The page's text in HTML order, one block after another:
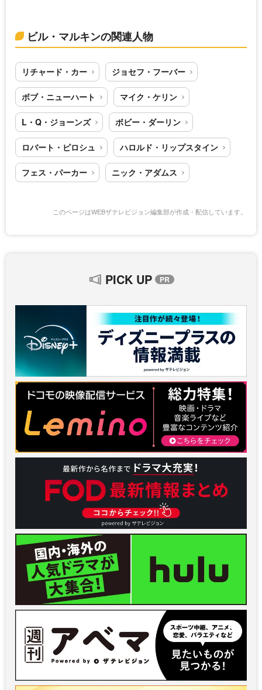
ビル・マルキンの関連人物
リチャード・カー ジョセフ・フーバー
ボブ・ニューハート マイク・ケリン
L・Q・ジョーンズ ボビー・ダーリン
ロバート・ピロシュ ハロルド・リップスタイン
フェス・パーカー ニック・アダムス
このページはWEBザテレビジョン編集部が作成・配信しています。
PICK UP